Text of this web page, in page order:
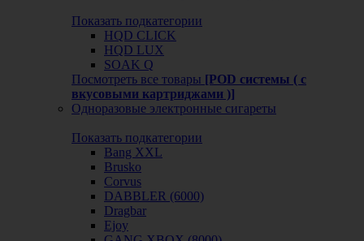
Показать подкатегории
HQD CLICK
HQD LUX
SOAK Q
Посмотреть все товары [POD системы ( с
вкусовыми картриджами )]
Одноразовые электронные сигареты
Показать подкатегории
Bang XXL
Brusko
Corvus
DABBLER (6000)
Dragbar
Ejoy